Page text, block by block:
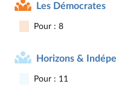
Les Démocrates
Pour : 8
Horizons &
Pour : 11